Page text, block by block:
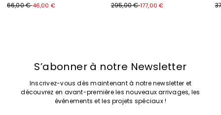
66,00 €46,00 €
295,00 €177,00 €
S’abonner à notre Newsletter
Inscrivez-vous dès maintenant à notre newsletter et
découvrez en avant-première les nouveaux arrivages, les
événements et les projets spéciaux !